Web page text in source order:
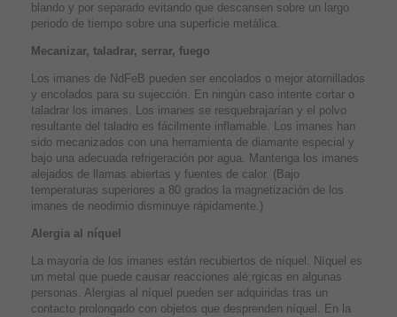
blando y por separado evitando que descansen sobre un largo
periodo de tiempo sobre una superficie metálica.
Mecanizar, taladrar, serrar, fuego
Los imanes de NdFeB pueden ser encolados o mejor atornillados
y encolados para su sujección. En ningún caso intente cortar o
taladrar los imanes. Los imanes se resquebrajarían y el polvo
resultante del taladro es fácilmente inflamable. Los imanes han
sido mecanizados con una herramienta de diamante especial y
bajo una adecuada refrigeración por agua. Mantenga los imanes
alejados de llamas abiertas y fuentes de calor. (Bajo
temperaturas superiores a 80 grados la magnetización de los
imanes de neodimio disminuye rápidamente.)
Alergia al níquel
La mayoría de los imanes están recubiertos de níquel. Níquel es
un metal que puede causar reacciones alé;rgicas en algunas
personas. Alergias al níquel pueden ser adquiridas tras un
contacto prolongado con objetos que desprenden níquel. En la